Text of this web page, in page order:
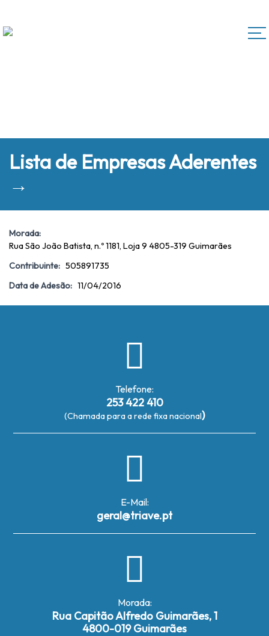
Lista de Empresas Aderentes
→
Morada:
Rua São João Batista, n.º 1181, Loja 9 4805-319 Guimarães
Contribuinte: 505891735
Data de Adesão: 11/04/2016
Telefone:
253 422 410
(Chamada para a rede fixa nacional)
E-Mail:
geral@triave.pt
Morada:
Rua Capitão Alfredo Guimarães, 1
4800-019 Guimarães